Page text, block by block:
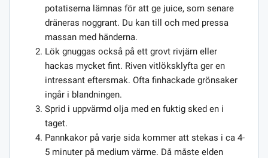
potatiserna lämnas för att ge juice, som senare
dräneras noggrant. Du kan till och med pressa
massan med händerna.
Lök gnuggas också på ett grovt rivjärn eller
hackas mycket fint. Riven vitlöksklyfta ger en
intressant eftersmak. Ofta finhackade grönsaker
ingår i blandningen.
Sprid i uppvärmd olja med en fuktig sked en i
taget.
Pannkakor på varje sida kommer att stekas i ca 4-
5 minuter på medium värme. Då måste elden